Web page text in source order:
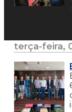
terça-feira,